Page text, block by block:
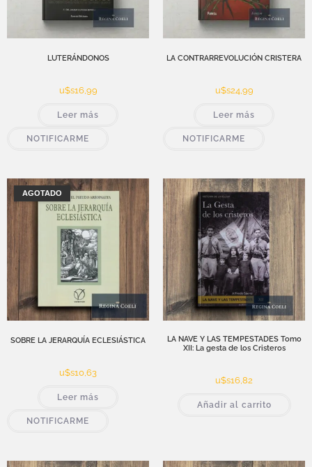
LUTERÁNDONOS
u$s16,99
Leer más
NOTIFICARME
LA CONTRARREVOLUCIÓN CRISTERA
u$s24,99
Leer más
NOTIFICARME
AGOTADO
SOBRE LA JERARQUÍA ECLESIÁSTICA
u$s10,63
Leer más
NOTIFICARME
LA NAVE Y LAS TEMPESTADES Tomo
XII: La gesta de los Cristeros
u$s16,82
Añadir al carrito